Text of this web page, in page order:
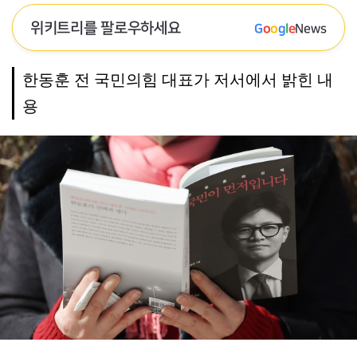
위키트리를 팔로우하세요 GoogleNews
한동훈 전 국민의힘 대표가 저서에서 밝힌 내
용